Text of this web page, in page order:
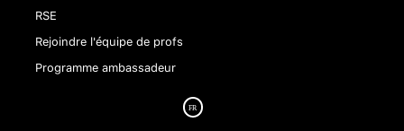
RSE
Rejoindre l'équipe de profs
Programme ambassadeur